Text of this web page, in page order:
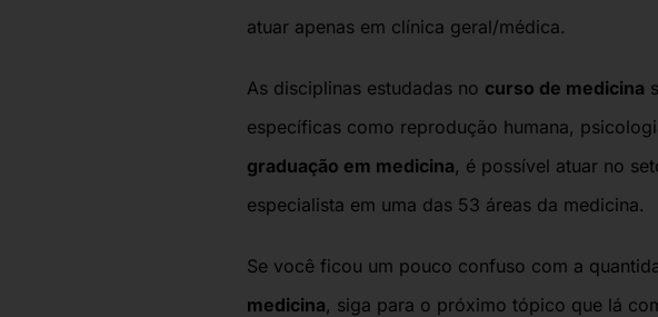
atuar apenas em clínica geral/médica.
As disciplinas estudadas no curso de medicina
específicas como reprodução humana,
graduação em medicina, é possível atuar no
especialista em uma das 53 áreas da medicina.
Se você ficou um pouco confuso com a
medicina, siga para o próximo tópico que lá